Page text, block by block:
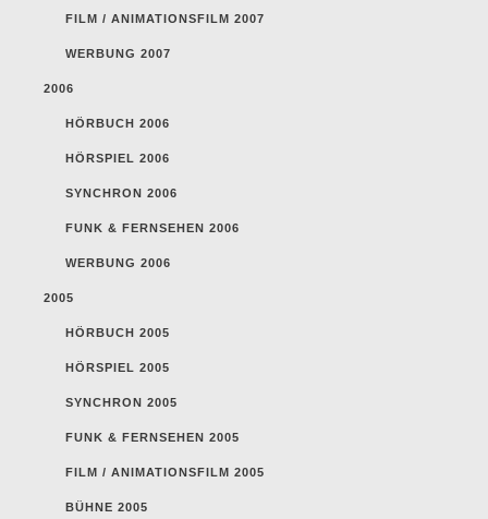
FILM / ANIMATIONSFILM 2007
WERBUNG 2007
2006
HÖRBUCH 2006
HÖRSPIEL 2006
SYNCHRON 2006
FUNK & FERNSEHEN 2006
WERBUNG 2006
2005
HÖRBUCH 2005
HÖRSPIEL 2005
SYNCHRON 2005
FUNK & FERNSEHEN 2005
FILM / ANIMATIONSFILM 2005
BÜHNE 2005